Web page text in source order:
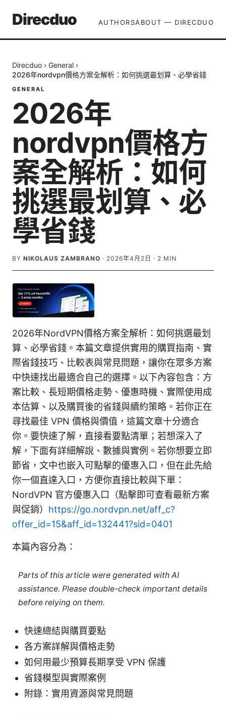
Direcduo AUTHORSABOUT — DIRECDUO
Direcduo › General ›
2026年nordvpn價格方案全解析：如何挑選最划算、必學省錢
GENERAL
2026年
nordvpn價格方
案全解析：如何
挑選最划算、必
學省錢
BY NIKOLAUS ZAMBRANO · 2026年4月2日 · 2 MIN
2026年NordVPN價格方案全解析：如何挑選最划
算、必學省錢。本篇文章提供實用的購買指南、實
際省錢技巧、比較表與常見問題，讓你在眾多方案
中快速找出最適合自己的選擇。以下內容包含：方
案比較、長短期價格走勢、優惠時機、實際使用成
本估算、以及購買後的省錢與續約策略。若你正在
尋找最佳 VPN 價格與價值，這篇文章十分適合
你。要快速了解，直接看要點清單；若想深入了
解，下面有詳細解說、數據與實例。若你想要立即
節省，文中也嵌入可點擊的優惠入口，但在此先給
你一個直達入口，方便你直接比較與下單：
NordVPN 官方優惠入口（點擊即可查看最新方案
與促銷） https://go.nordvpn.net/aff_c?
offer_id=15&aff_id=132441?sid=0401
本篇內容分為：
Parts of this article were generated with AI
assistance. Please double-check important details
before relying on them.
快速總結與購買要點
各方案詳解與價格走勢
如何用最少預算長期享受 VPN 保護
省錢模型與實際案例
附錄：實用資源與常見問題